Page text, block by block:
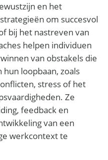
en het
om succesvol
bij het nastreven van
helpen individuen
van obstakels die
loopbaan, zoals
stress of het
Ze
feedback en
van een
werkcontext te